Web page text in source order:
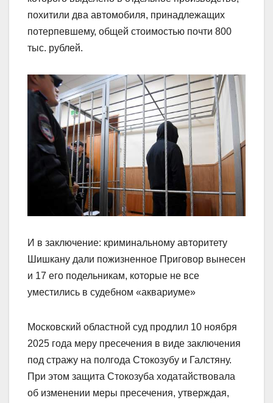
похитили два автомобиля, принадлежащих
потерпевшему, общей стоимостью почти 800
тыс. рублей.
И в заключение: криминальному авторитету
Шишкану дали пожизненное Приговор вынесен
и 17 его подельникам, которые не все
уместились в судебном «аквариуме»
Московский областной суд продлил 10 ноября
2025 года меру пресечения в виде заключения
под стражу на полгода Стокозубу и Галстяну.
При этом защита Стокозуба ходатайствовала
об изменении меры пресечения, утверждая,